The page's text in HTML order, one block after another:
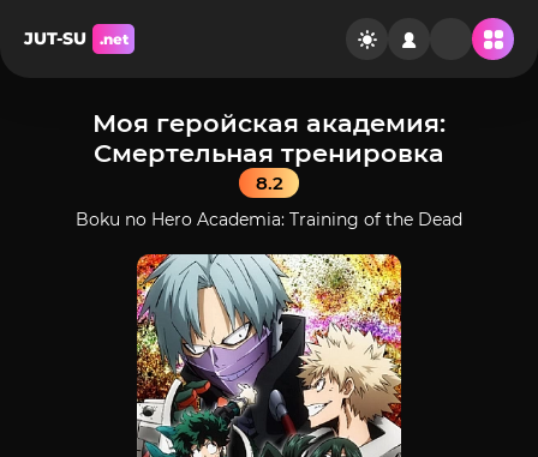
JUT-SU .net
Моя геройская академия:
Смертельная тренировка
8.2
Boku no Hero Academia: Training of the Dead